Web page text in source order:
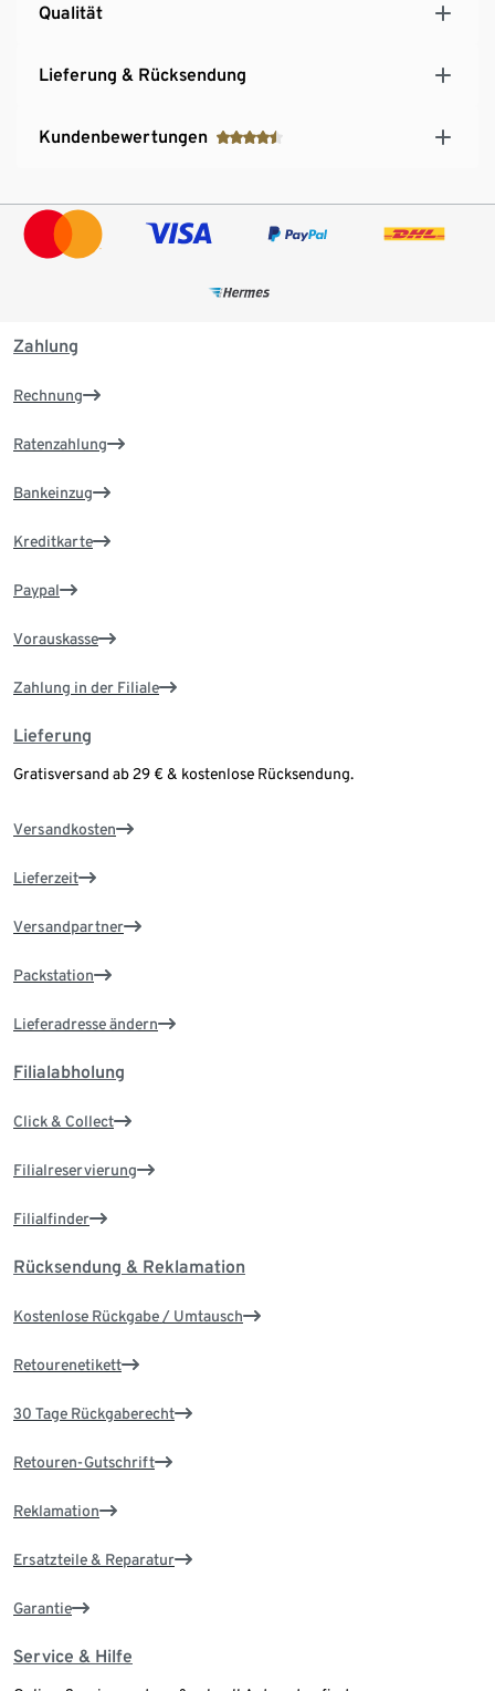
Qualität
Lieferung & Rücksendung
Kundenbewertungen
Zahlung
Rechnung
Ratenzahlung
Bankeinzug
Kreditkarte
Paypal
Vorauskasse
Zahlung in der Filiale
Lieferung
Gratisversand ab 29 € & kostenlose Rücksendung.
Versandkosten
Lieferzeit
Versandpartner
Packstation
Lieferadresse ändern
Filialabholung
Click & Collect
Filialreservierung
Filialfinder
Rücksendung & Reklamation
Kostenlose Rückgabe / Umtausch
Retourenetikett
30 Tage Rückgaberecht
Retouren-Gutschrift
Reklamation
Ersatzteile & Reparatur
Garantie
Service & Hilfe